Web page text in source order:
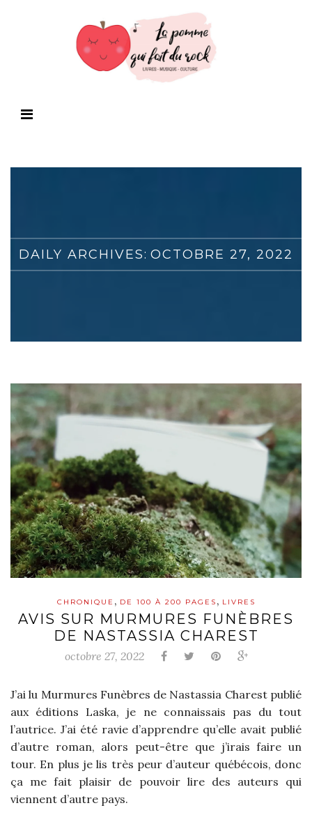
DAILY ARCHIVES: OCTOBRE 27, 2022
CHRONIQUE , DE 100 À 200 PAGES , LIVRES
AVIS SUR MURMURES FUNÈBRES
DE NASTASSIA CHAREST
octobre 27, 2022
J’ai lu Murmures Funèbres de Nastassia Charest publié
aux éditions Laska, je ne connaissais pas du tout
l’autrice. J’ai été ravie d’apprendre qu’elle avait publié
d’autre roman, alors peut-être que j’irais faire un
tour. En plus je lis très peur d’auteur québécois, donc
ça me fait plaisir de pouvoir lire des auteurs qui
viennent d’autre pays.